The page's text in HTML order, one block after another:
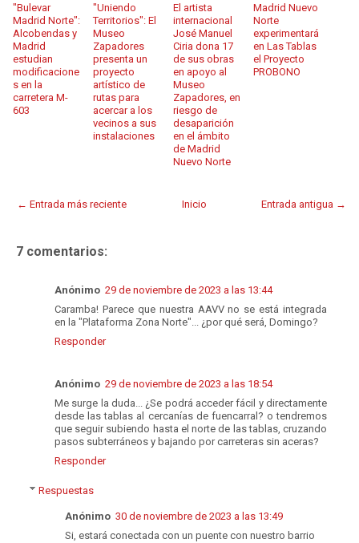
"Bulevar
Madrid Norte":
Alcobendas y
Madrid
estudian
modificacione
s en la
carretera M-
603
"Uniendo
Territorios": El
Museo
Zapadores
presenta un
proyecto
artístico de
rutas para
acercar a los
vecinos a sus
instalaciones
El artista
internacional
José Manuel
Ciria dona 17
de sus obras
en apoyo al
Museo
Zapadores, en
riesgo de
desaparición
en el ámbito
de Madrid
Nuevo Norte
Madrid Nuevo
Norte
experimentará
en Las Tablas
el Proyecto
PROBONO
← Entrada más reciente Entrada antigua →
Inicio
7 comentarios:
Anónimo 29 de noviembre de 2023 a las 13:44
Caramba! Parece que nuestra AAVV no se está integrada
en la "Plataforma Zona Norte"... ¿por qué será, Domingo?
Responder
Anónimo 29 de noviembre de 2023 a las 18:54
Me surge la duda... ¿Se podrá acceder fácil y directamente
desde las tablas al cercanías de fuencarral? o tendremos
que seguir subiendo hasta el norte de las tablas, cruzando
pasos subterráneos y bajando por carreteras sin aceras?
Responder
Respuestas
Anónimo 30 de noviembre de 2023 a las 13:49
Si, estará conectada con un puente con nuestro barrio